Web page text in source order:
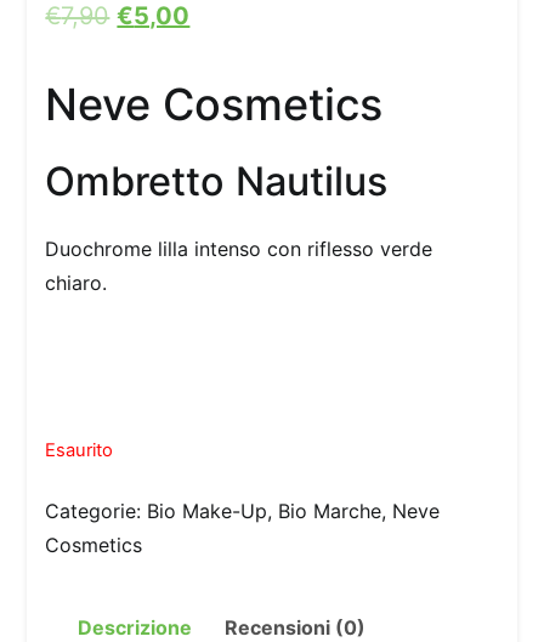
€7,90 €5,00
Neve Cosmetics
Ombretto Nautilus
Duochrome lilla intenso con riflesso verde
chiaro.
Esaurito
Categorie: Bio Make-Up, Bio Marche, Neve
Cosmetics
Descrizione Recensioni (0)